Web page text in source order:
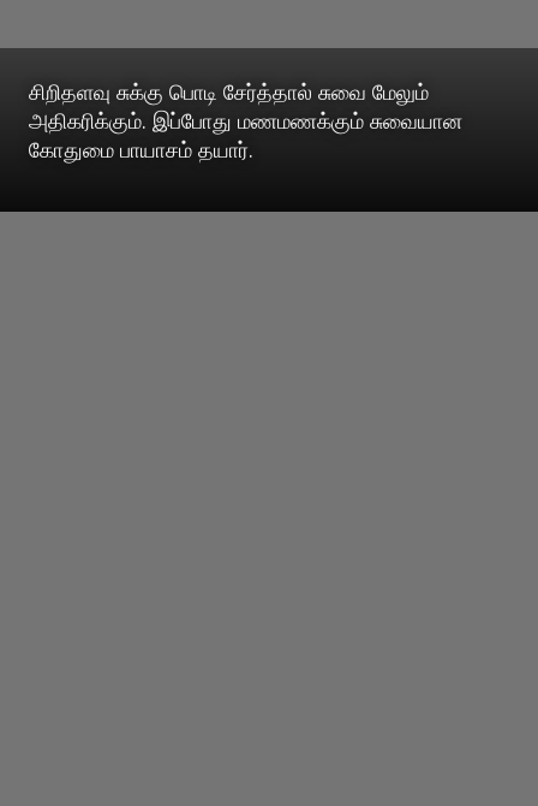
சிறிதளவு சுக்கு பொடி சேர்த்தால் சுவை மேலும்
அதிகரிக்கும். இப்போது மணமணக்கும் சுவையான
கோதுமை பாயாசம் தயார்.